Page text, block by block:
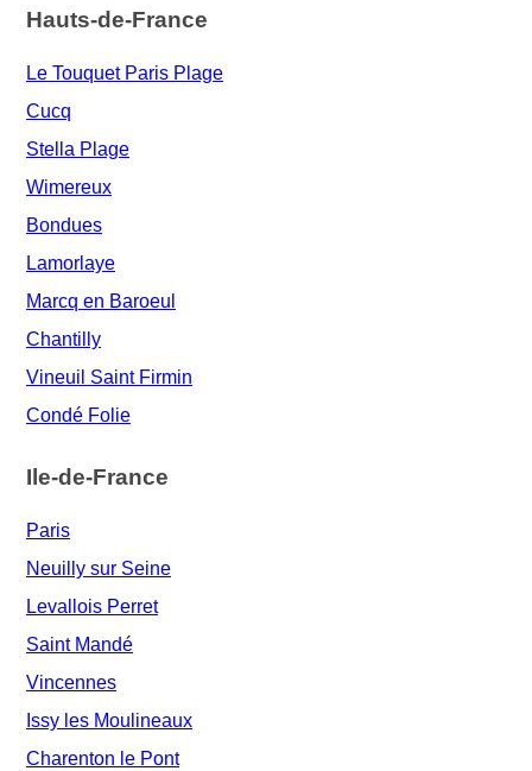
Hauts-de-France
Le Touquet Paris Plage
Cucq
Stella Plage
Wimereux
Bondues
Lamorlaye
Marcq en Baroeul
Chantilly
Vineuil Saint Firmin
Condé Folie
Ile-de-France
Paris
Neuilly sur Seine
Levallois Perret
Saint Mandé
Vincennes
Issy les Moulineaux
Charenton le Pont